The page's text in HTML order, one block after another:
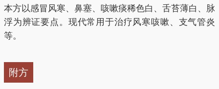
本方以感冒风寒、鼻塞、咳嗽痰稀色白、舌苔薄白、脉
浮为辨证要点。现代常用于治疗风寒咳嗽、支气管炎
等。
附方